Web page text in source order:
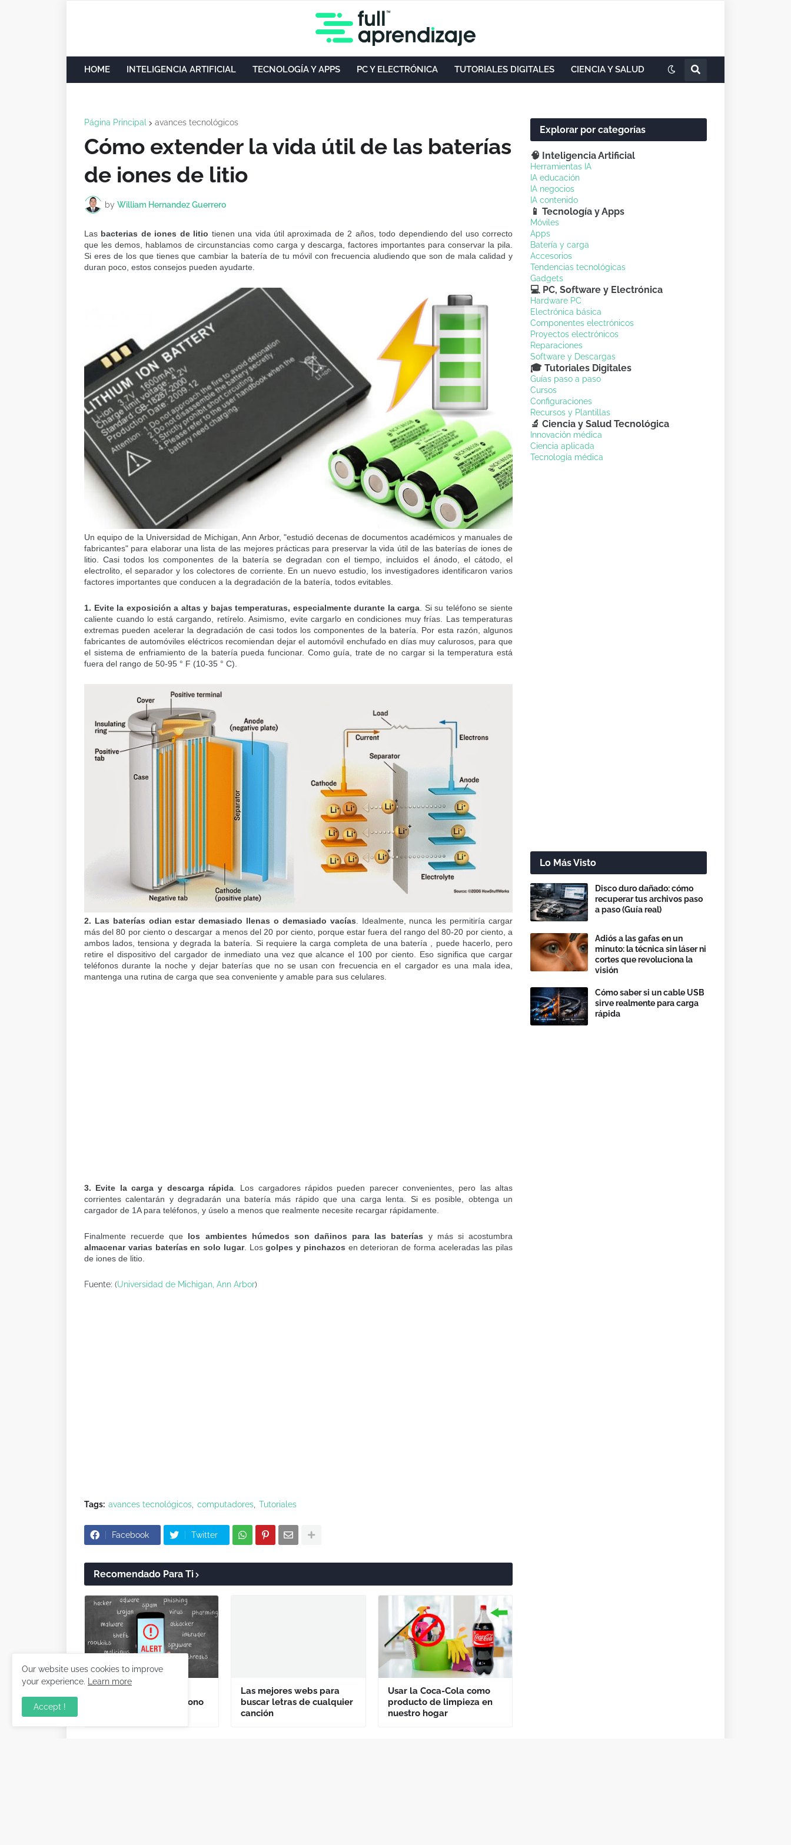
HOME INTELIGENCIA ARTIFICIAL TECNOLOGÍA Y APPS PC Y ELECTRÓNICA TUTORIALES DIGITALES CIENCIA Y SALUD
Página Principal avances tecnológicos
Cómo extender la vida útil de las baterías
de iones de litio
by William Hernandez Guerrero
Las bacterias de iones de litio tienen una vida útil aproximada de 2 años, todo dependiendo del uso correcto
que les demos, hablamos de circunstancias como carga y descarga, factores importantes para conservar la pila.
Si eres de los que tienes que cambiar la batería de tu móvil con frecuencia aludiendo que son de mala calidad y
duran poco, estos consejos pueden ayudarte.
Un equipo de la Universidad de Michigan, Ann Arbor, "estudió decenas de documentos académicos y manuales de
fabricantes" para elaborar una lista de las mejores prácticas para preservar la vida útil de las baterías de iones de
litio. Casi todos los componentes de la batería se degradan con el tiempo, incluidos el ánodo, el cátodo, el
electrolito, el separador y los colectores de corriente. En un nuevo estudio, los investigadores identificaron varios
factores importantes que conducen a la degradación de la batería, todos evitables.
1. Evite la exposición a altas y bajas temperaturas, especialmente durante la carga
Si su teléfono se siente
caliente cuando lo está cargando, retírelo. Asimismo, evite cargarlo en condiciones muy frías. Las temperaturas
extremas pueden acelerar la degradación de casi todos los componentes de la batería. Por esta razón, algunos
fabricantes de automóviles eléctricos recomiendan dejar el automóvil enchufado en días muy calurosos, para que
el sistema de enfriamiento de la batería pueda funcionar. Como guía, trate de no cargar si la temperatura está
fuera del rango de 50-95 ° F (10-35 ° C).
2. Las baterías odian estar demasiado llenas o demasiado vacías. Idealmente, nunca les permitiría cargar
más del 80 por ciento o descargar a menos del 20 por ciento, porque estar fuera del rango del 80-20 por ciento, a
ambos lados, tensiona y degrada la batería. Si requiere la carga completa de una batería , puede hacerlo, pero
retire el dispositivo del cargador de inmediato una vez que alcance el 100 por ciento. Eso significa que cargar
teléfonos durante la noche y dejar baterías que no se usan con frecuencia en el cargador es una mala idea,
mantenga una rutina de carga que sea conveniente y amable para sus celulares.
3. Evite la carga y descarga rápida. Los cargadores rápidos pueden parecer convenientes, pero las altas
corrientes calentarán y degradarán una batería más rápido que una carga lenta. Si es posible, obtenga un
cargador de 1A para teléfonos, y úselo a menos que realmente necesite recargar rápidamente.
Finalmente recuerde que los ambientes húmedos son dañinos para las baterías y más si acostumbra
almacenar varias baterías en solo lugar. Losgolpes y pinchazos en deterioran de forma aceleradas las pilas
de iones de litio.
Fuente: (Universidad de Michigan, Ann Arbor)
Tags: avances tecnológicos computadores Tutoriales
Facebook Twitter
Recomendado Para Ti
descubrir que tu teléfono
Las mejores webs para
buscar letras de cualquier
canción
Usar la Coca-Cola como
producto de limpieza en
nuestro hogar
Explorar por categorías
🧠 Inteligencia Artificial
Herramientas IA
IA educación
IA negocios
IA contenido
📱 Tecnología y Apps
Móviles
Apps
Batería y carga
Accesorios
Tendencias tecnológicas
Gadgets
💻 PC, Software y Electrónica
Hardware PC
Electrónica básica
Componentes electrónicos
Proyectos electrónicos
Reparaciones
Software y Descargas
🎓 Tutoriales Digitales
Guías paso a paso
Cursos
Configuraciones
Recursos y Plantillas
🔬 Ciencia y Salud Tecnológica
Innovación médica
Ciencia aplicada
Tecnología médica
Lo Más Visto
Disco duro dañado: cómo
recuperar tus archivos paso
a paso (Guía real)
Adiós a las gafas en un
minuto: la técnica sin láser ni
cortes que revoluciona la
visión
Cómo saber si un cable USB
sirve realmente para carga
rápida
Our website uses cookies to improve
your experience.
Learn more
Accept !